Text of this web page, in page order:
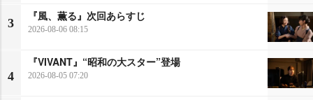
3
『風、薫る』次回あらすじ
2026-08-06 08:15
4
『VIVANT』“昭和の大スター”登場
2026-08-05 07:20